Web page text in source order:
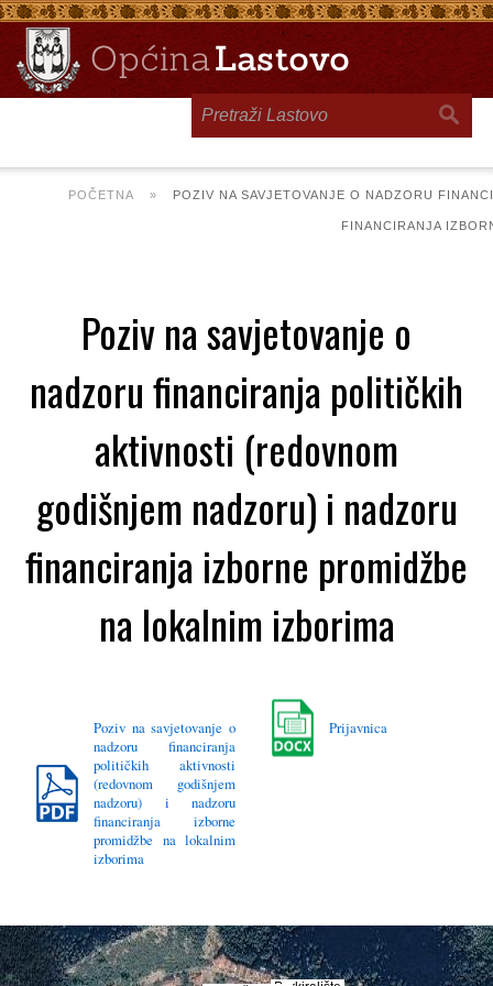
POČETNA » POZIV NA SAVJETOVANJE O NADZORU
FINANCIRANJA
Poziv na savjetovanje o
nadzoru financiranja političkih
aktivnosti (redovnom
godišnjem nadzoru) i nadzoru
financiranja izborne promidžbe
na lokalnim izborima
Poziv na savjetovanje o
nadzoru financiranja
političkih aktivnosti
(redovnom godišnjem
nadzoru) i nadzoru
financiranja izborne
promidžbe na lokalnim
izborima
Prijavnica